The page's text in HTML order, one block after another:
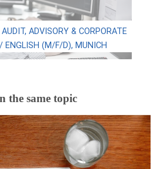
ADVISORY & CORPORATE
ENGLISH (M/F/D), MUNICH
the same topic